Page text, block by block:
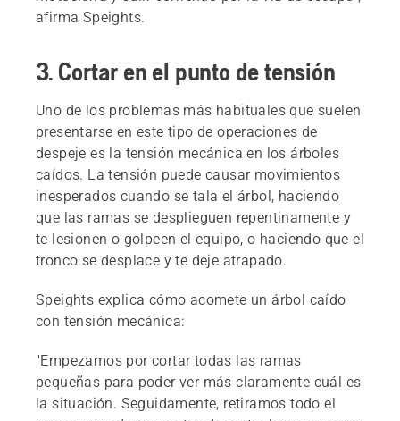
afirma Speights.
3. Cortar en el punto de tensión
Uno de los problemas más habituales que suelen
presentarse en este tipo de operaciones de
despeje es la tensión mecánica en los árboles
caídos. La tensión puede causar movimientos
inesperados cuando se tala el árbol, haciendo
que las ramas se desplieguen repentinamente y
te lesionen o golpeen el equipo, o haciendo que el
tronco se desplace y te deje atrapado.
Speights explica cómo acomete un árbol caído
con tensión mecánica:
"Empezamos por cortar todas las ramas
pequeñas para poder ver más claramente cuál es
la situación. Seguidamente, retiramos todo el